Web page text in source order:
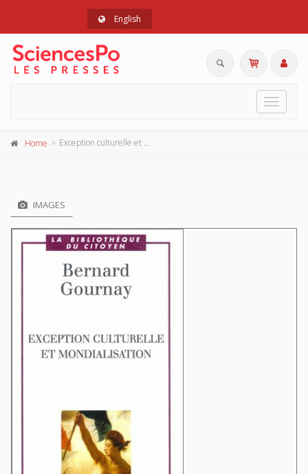
English
Toggle
Home Exception culturelle et mondialisation
IMAGES